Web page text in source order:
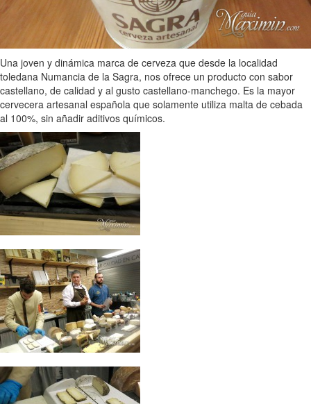
Una joven y dinámica marca de cerveza que desde la localidad
toledana Numancia de la Sagra, nos ofrece un producto con sabor
castellano, de calidad y al gusto castellano-manchego. Es la mayor
cervecera artesanal española que solamente utiliza malta de cebada
al 100%, sin añadir aditivos químicos.